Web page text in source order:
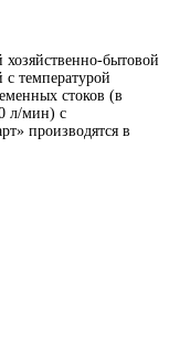
бытовой
температурой
стоков (в
л/мин) с
производятся в